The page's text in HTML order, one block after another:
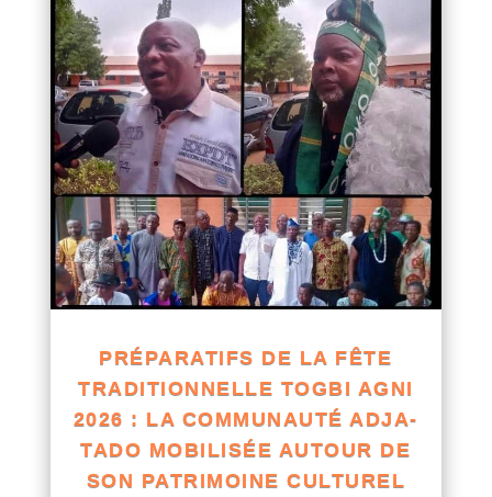
PRÉPARATIFS DE LA FÊTE
TRADITIONNELLE TOGBI AGNI
2026 : LA COMMUNAUTÉ ADJA-
TADO MOBILISÉE AUTOUR DE
SON PATRIMOINE CULTUREL